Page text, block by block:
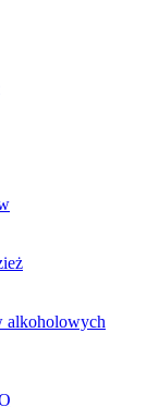
alkoholowych